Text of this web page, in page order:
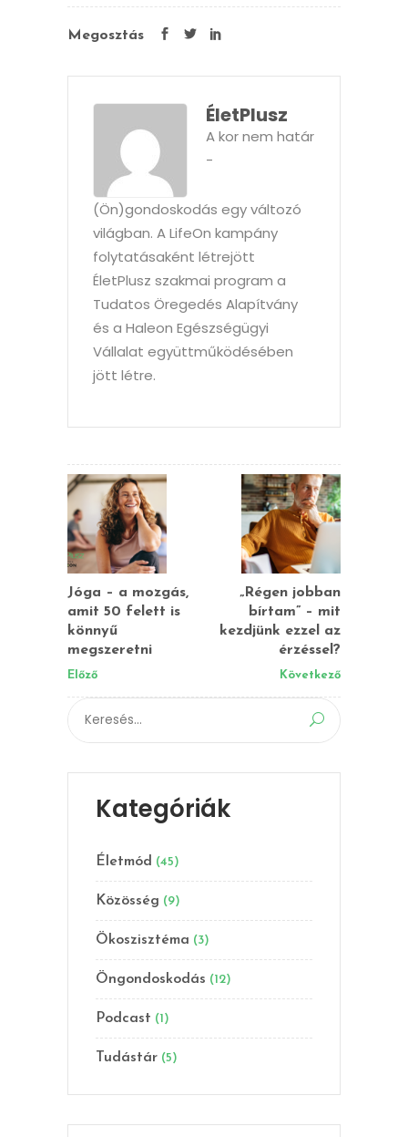
Megosztás
ÉletPlusz
A kor nem határ
-
(Ön)gondoskodás egy változó
világban. A LifeOn kampány
folytatásaként létrejött
ÉletPlusz szakmai program a
Tudatos Öregedés Alapítvány
és a Haleon Egészségügyi
Vállalat együttműködésében
jött létre.
Jóga – a mozgás,
amit 50 felett is
könnyű
megszeretni
Előző
„Régen jobban
bírtam” – mit
kezdjünk ezzel az
érzéssel?
Következő
for:
Kategóriák
Életmód (45)
Közösség (9)
Ökoszisztéma (3)
Öngondoskodás (12)
Podcast (1)
Tudástár (5)